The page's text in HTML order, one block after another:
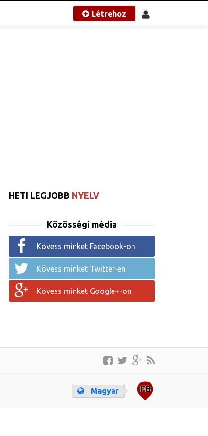
Létrehoz
HETI LEGJOBB NYELV
Közösségi média
Kövess minket Facebook-on
Kövess minket Twitter-en
Kövess minket Google+-on
Magyar